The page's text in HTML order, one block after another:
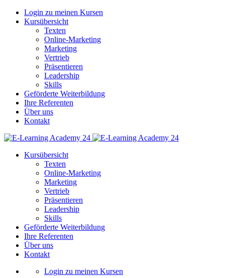
Login zu meinen Kursen
Kursübersicht
Texten
Online-Marketing
Marketing
Vertrieb
Präsentieren
Leadership
Skills
Geförderte Weiterbildung
Ihre Referenten
Über uns
Kontakt
Kursübersicht
Texten
Online-Marketing
Marketing
Vertrieb
Präsentieren
Leadership
Skills
Geförderte Weiterbildung
Ihre Referenten
Über uns
Kontakt
Login zu meinen Kursen